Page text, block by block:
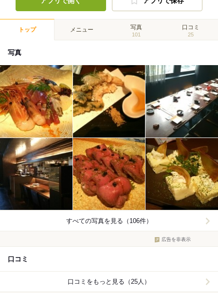
トップ メニュー 写真
101
口コミ
25
写真
すべての写真を見る（106件）
広告を非表示
口コミ
口コミをもっと見る（25人）